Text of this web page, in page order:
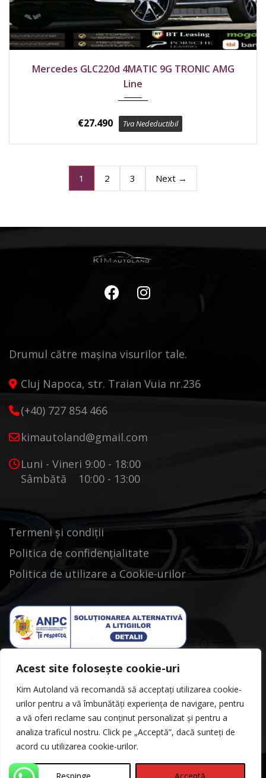
Acest site folosește cookie-uri
Kim Autoland vă recomandă să acceptați utilizarea cookie-
urilor pentru a vă îmbunătăți experiența de navigare, pentru
a vă oferi reclame sau conținut personalizat și pentru a
analiza traficul nostru. Click pe „Acceptă”, dacă sunteți de
acord cu utilizarea cookie-urilor.
Mercedes GLC220d 4MATIC 9G TRONIC AMG
Line
€27.490 Tva Nedeductibil
1 2 3 Next →
Drumul către mașina visurilor tale.
Cluj Napoca, str. Traian Vuia nr.236
(+40) 727 854 466
kimautoland@gmail.com
Luni - Vineri 9:00 - 18:00
Sâmbătă 10:00 - 13:00
Termeni și condiții
Politica de confidențialitate
Politica de utilizare a Cookie-urilor